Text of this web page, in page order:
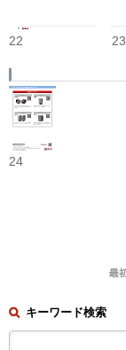
22 23
24
キーワード検索